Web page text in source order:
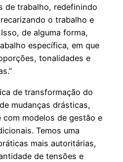
de trabalho, redefinindo
o trabalho e
de alguma forma,
específica, em que
tonalidades e
de transformação do
mudanças drásticas,
modelos de gestão e
Temos uma
mais autoritárias,
de tensões e